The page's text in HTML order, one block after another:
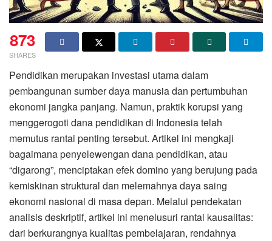
873
SHARES
Pendidikan merupakan investasi utama dalam
pembangunan sumber daya manusia dan pertumbuhan
ekonomi jangka panjang. Namun, praktik korupsi yang
menggerogoti dana pendidikan di Indonesia telah
memutus rantai penting tersebut. Artikel ini mengkaji
bagaimana penyelewengan dana pendidikan, atau
“digarong”, menciptakan efek domino yang berujung pada
kemiskinan struktural dan melemahnya daya saing
ekonomi nasional di masa depan. Melalui pendekatan
analisis deskriptif, artikel ini menelusuri rantai kausalitas:
dari berkurangnya kualitas pembelajaran, rendahnya